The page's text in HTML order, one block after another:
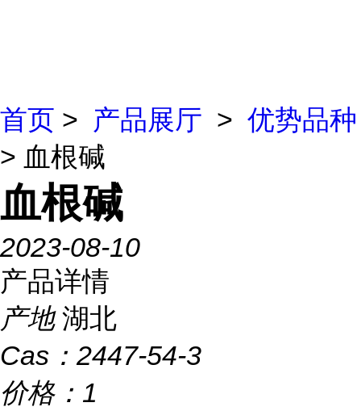
首页 > 产品展厅 > 优势品种
> 血根碱
血根碱
2023-08-10
产品详情
产地 湖北
Cas： 2447-54-3
价格： 1